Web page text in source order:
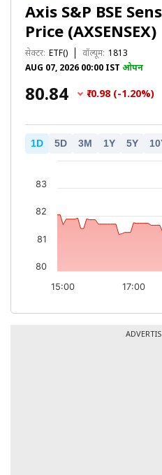
Axis S&P BSE
Price (AXSENSEX)
सेक्टर: ETF() वॉल्यूम: 1813
AUG 07, 2026 00:00 IST ओपन
₹80.84 ₹-0.98 (-1.20%)
1D 5D 3M 1Y 5Y
15:00 17:00
80
81
82
83